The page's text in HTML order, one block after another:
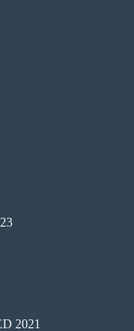
2021